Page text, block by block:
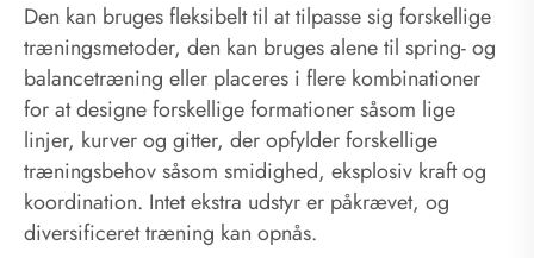
Den kan bruges fleksibelt til at tilpasse sig forskellige
træningsmetoder, den kan bruges alene til spring- og
balancetræning eller placeres i flere kombinationer
for at designe forskellige formationer såsom lige
linjer, kurver og gitter, der opfylder forskellige
træningsbehov såsom smidighed, eksplosiv kraft og
koordination. Intet ekstra udstyr er påkrævet, og
diversificeret træning kan opnås.